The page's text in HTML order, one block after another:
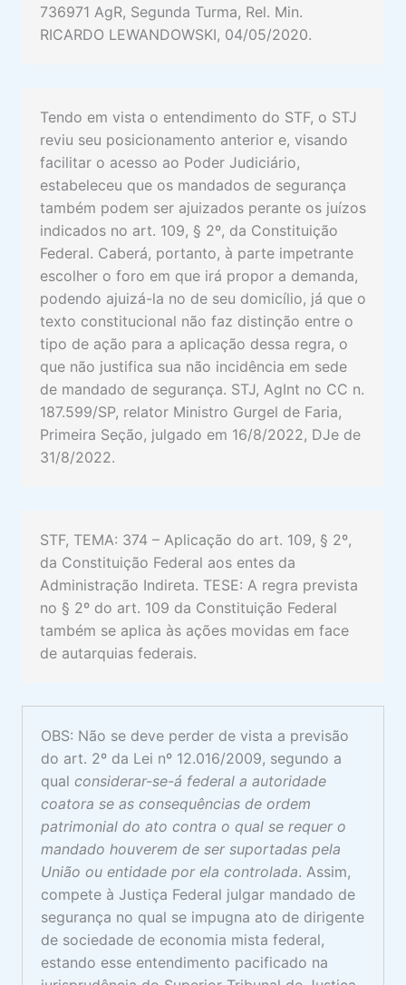
736971 AgR, Segunda Turma, Rel. Min.
RICARDO LEWANDOWSKI, 04/05/2020.
Tendo em vista o entendimento do STF, o STJ
reviu seu posicionamento anterior e, visando
facilitar o acesso ao Poder Judiciário,
estabeleceu que os mandados de segurança
também podem ser ajuizados perante os juízos
indicados no art. 109, § 2º, da Constituição
Federal. Caberá, portanto, à parte impetrante
escolher o foro em que irá propor a demanda,
podendo ajuizá-la no de seu domicílio, já que o
texto constitucional não faz distinção entre o
tipo de ação para a aplicação dessa regra, o
que não justifica sua não incidência em sede
de mandado de segurança. STJ, AgInt no CC n.
187.599/SP, relator Ministro Gurgel de Faria,
Primeira Seção, julgado em 16/8/2022, DJe de
31/8/2022.
STF, TEMA: 374 – Aplicação do art. 109, § 2º,
da Constituição Federal aos entes da
Administração Indireta. TESE: A regra prevista
no § 2º do art. 109 da Constituição Federal
também se aplica às ações movidas em face
de autarquias federais.
OBS: Não se deve perder de vista a previsão
do art. 2º da Lei nº 12.016/2009, segundo a
qual considerar-se-á federal a autoridade
coatora se as consequências de ordem
patrimonial do ato contra o qual se requer o
mandado houverem de ser suportadas pela
União ou entidade por ela controlada. Assim,
compete à Justiça Federal julgar mandado de
segurança no qual se impugna ato de dirigente
de sociedade de economia mista federal,
estando esse entendimento pacificado na